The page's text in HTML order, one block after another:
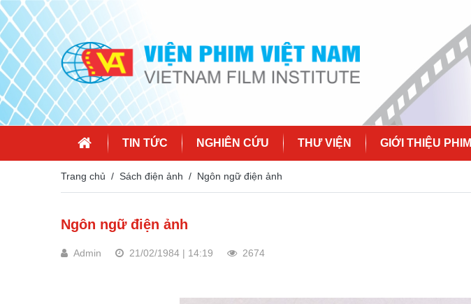
TIN TỨC NGHIÊN CỨU THƯ VIỆN GIỚI THIỆU PHIM
Trang chủ Sách điện ảnh Ngôn ngữ điện ảnh
Ngôn ngữ điện ảnh
Admin 21/02/1984 | 14:19 2674